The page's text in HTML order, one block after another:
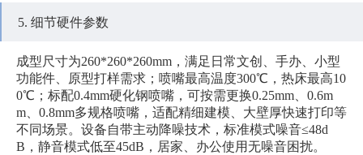
5. 细节硬件参数
成型尺寸为260*260*260mm，满足日常文创、手办、小型
功能件、原型打样需求；喷嘴最高温度300℃，热床最高10
0℃；标配0.4mm硬化钢喷嘴，可按需更换0.25mm、0.6m
m、0.8mm多规格喷嘴，适配精细建模、大壁厚快速打印等
不同场景。设备自带主动降噪技术，标准模式噪音≤48d
B，静音模式低至45dB，居家、办公使用无噪音困扰。